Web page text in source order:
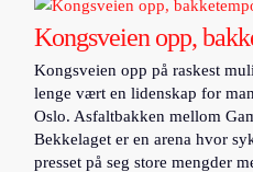
Kongsveien opp,
Kongsveien opp på raskest
lenge vært en lidenskap for
Oslo. Asfaltbakken mellom
Bekkelaget er en arena hvor
presset på seg store mengder